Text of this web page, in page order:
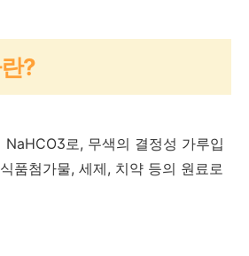
?
NaHCO3로, 무색의 결정성 가루입
품첨가물, 세제, 치약 등의 원료로